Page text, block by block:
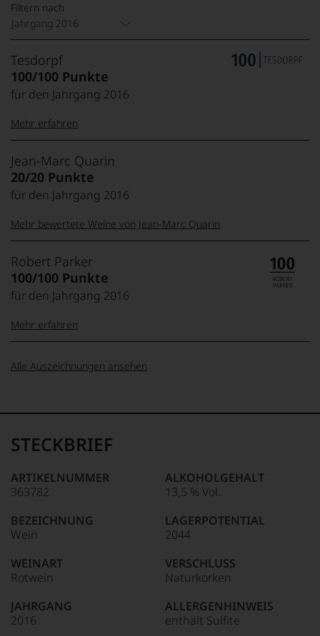
Filtern nach
Jahrgang 2016
Tesdorpf
100/100 Punkte
für den Jahrgang 2016
99–100 Punkte:
95–98 Punkte:
85–89 Punkte:
Unter 85 Punkte:
Tesdorpf
Der
Name
Tesdorpf
für
»Fine
Wine«,
für
die
edlen
der
Welt,
kaum
ein
dokumentieren
auch
gerade
mit
Bewertungen
Medaillen
renommierter
oder
Fachpublikationen
unseren
Aussendungen
Mehr erfahren
Jean-Marc Quarin
20/20 Punkte
für den Jahrgang 2016
Mehr bewertete Weine von Jean-Marc Quarin
Robert Parker
100/100 Punkte
für den Jahrgang 2016
95-90 Punkte:
79-70 Punkte:
Parker
Frage
Robert
Parker
der
einflussreichsten
dessen
Schaffen
heute
noch
zeigt,
auch
Mehr erfahren
Alle Auszeichnungen ansehen
STECKBRIEF
ARTIKELNUMMER
363782
BEZEICHNUNG
Wein
WEINART
Rotwein
JAHRGANG
2016
ALKOHOLGEHALT
13,5 % Vol.
LAGERPOTENTIAL
2044
VERSCHLUSS
Naturkorken
ALLERGENHINWEIS
enthält Sulfite